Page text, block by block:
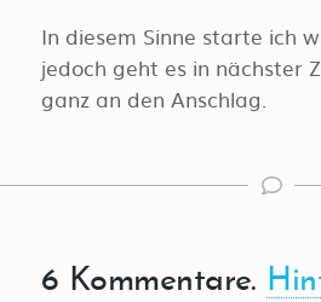
In diesem Sinne starte ich
jedoch geht es in nächster
ganz an den Anschlag.
6 Kommentare.